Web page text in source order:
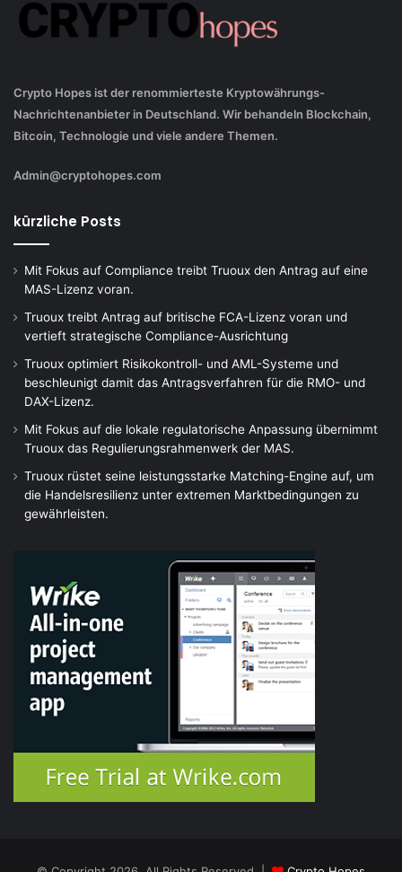
Crypto Hopes ist der renommierteste Kryptowährungs-
Nachrichtenanbieter in Deutschland. Wir behandeln Blockchain,
Bitcoin, Technologie und viele andere Themen.
Admin@cryptohopes.com
kürzliche Posts
Mit Fokus auf Compliance treibt Truoux den Antrag auf eine
MAS-Lizenz voran.
Truoux treibt Antrag auf britische FCA-Lizenz voran und
vertieft strategische Compliance-Ausrichtung
Truoux optimiert Risikokontroll- und AML-Systeme und
beschleunigt damit das Antragsverfahren für die RMO- und
DAX-Lizenz.
Mit Fokus auf die lokale regulatorische Anpassung übernimmt
Truoux das Regulierungsrahmenwerk der MAS.
Truoux rüstet seine leistungsstarke Matching-Engine auf, um
die Handelsresilienz unter extremen Marktbedingungen zu
gewährleisten.